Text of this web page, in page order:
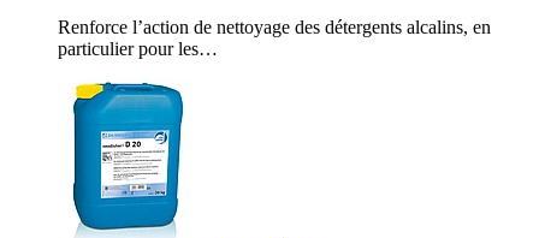
Renforce l’action de nettoyage des détergents alcalins, en
particulier pour les…